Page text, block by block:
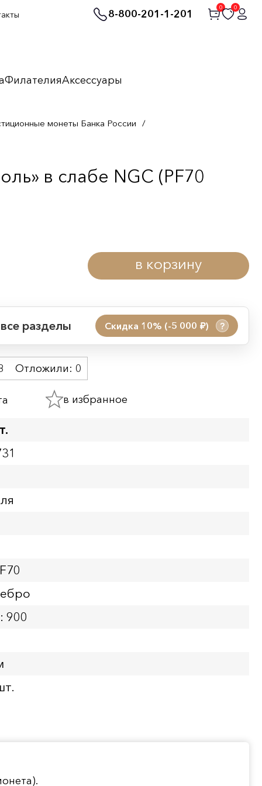
8-800-201-1-201
0 0
ФилателияАксессуары
монеты Банка России /
в слабе NGC (PF70
в корзину
разделы Скидка 10% (-5 000 руб.) ?
Отложили: 0
в избранное
900